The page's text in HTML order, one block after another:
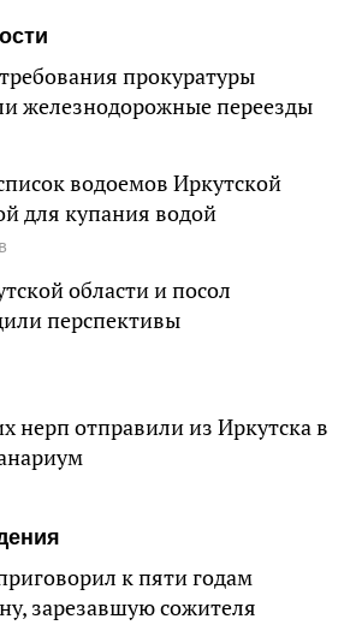
прокуратуры
железнодорожные переезды
водоемов Иркутской
для купания водой
области и посол
перспективы
нерп отправили из Иркутска в
к пяти годам
зарезавшую сожителя